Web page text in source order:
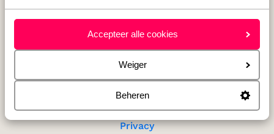
Accepteer alle cookies
Weiger
Beheren
Verantwoord op vakantie
Vacatures
Sitemap
Privacy & cookies
Privacy